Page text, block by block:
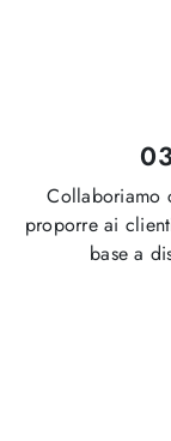
Collaboriamo
proporre ai
base a